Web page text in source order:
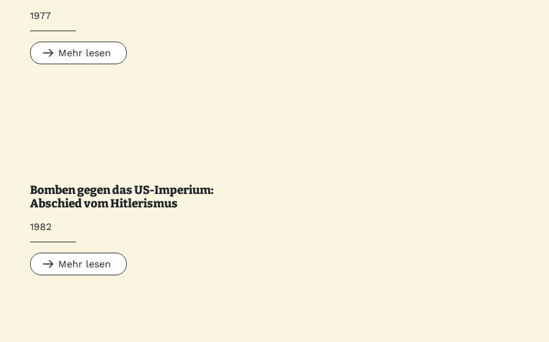
1977
Mehr lesen
Bomben gegen das US-Imperium:
Abschied vom Hitlerismus
1982
Mehr lesen